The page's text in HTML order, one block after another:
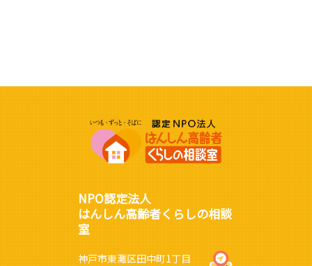
NPO認定法人
はんしん高齢者くらしの相談
室
神戸市東灘区田中町1丁目